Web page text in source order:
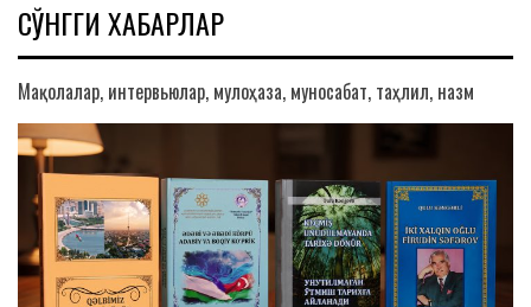
СЎНГГИ ХАБАРЛАР
Мақолалар, интервьюлар, мулоҳаза, муносабат, таҳлил, назм